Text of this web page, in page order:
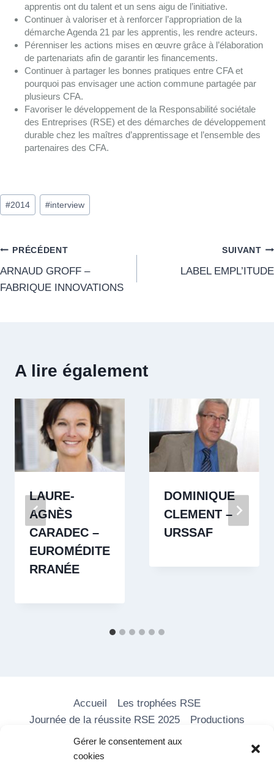
Gérer le consentement aux
cookies
apprentis ont du talent et un sens aigu de l’initiative.
Continuer à valoriser et à renforcer l’appropriation de la
démarche Agenda 21 par les apprentis, les rendre acteurs.
Pérenniser les actions mises en œuvre grâce à l’élaboration
de partenariats afin de garantir les financements.
Continuer à partager les bonnes pratiques entre CFA et
pourquoi pas envisager une action commune partagée par
plusieurs CFA.
Favoriser le développement de la Responsabilité sociétale
des Entreprises (RSE) et des démarches de développement
durable chez les maîtres d’apprentissage et l’ensemble des
partenaires des CFA.
#2014 #interview
PRÉCÉDENT
ARNAUD GROFF –
FABRIQUE INNOVATIONS
SUIVANT
LABEL EMPL’ITUDE
A lire également
LAURE-
AGNÈS
CARADEC –
EUROMÉDITE
RRANÉE
DOMINIQUE
CLEMENT –
URSSAF
Accueil
Les trophées RSE
Journée de la réussite RSE 2025
Productions
Les formations
Nos vidéos
Adhérer